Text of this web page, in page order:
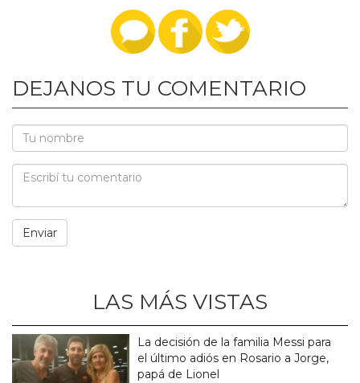
DEJANOS TU COMENTARIO
LAS MÁS VISTAS
La decisión de la familia Messi para
el último adiós en Rosario a Jorge,
papá de Lionel